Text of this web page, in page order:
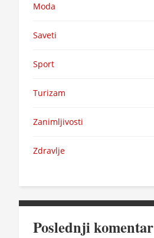
Moda
Saveti
Sport
Turizam
Zanimljivosti
Zdravlje
Poslednji komentar